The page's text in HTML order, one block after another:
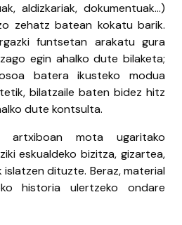
aldizkariak, dokumentuak…)
zehatz batean kokatu barik.
funtsetan arakatu gura
egin ahalko dute bilaketa;
batera ikusteko modua
bilatzaile baten bidez hitz
dute kontsulta.
artxiboan mota ugaritako
eskualdeko bizitza, gizartea,
dituzte. Beraz, material
historia ulertzeko ondare